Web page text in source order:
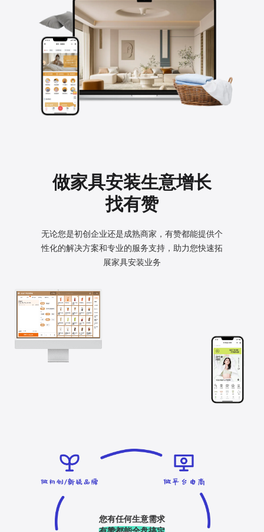
做家具安装生意增长
找有赞
无论您是初创企业还是成熟商家，有赞都能提供个
性化的解决方案和专业的服务支持，助力您快速拓
展家具安装业务
您有任何生意需求